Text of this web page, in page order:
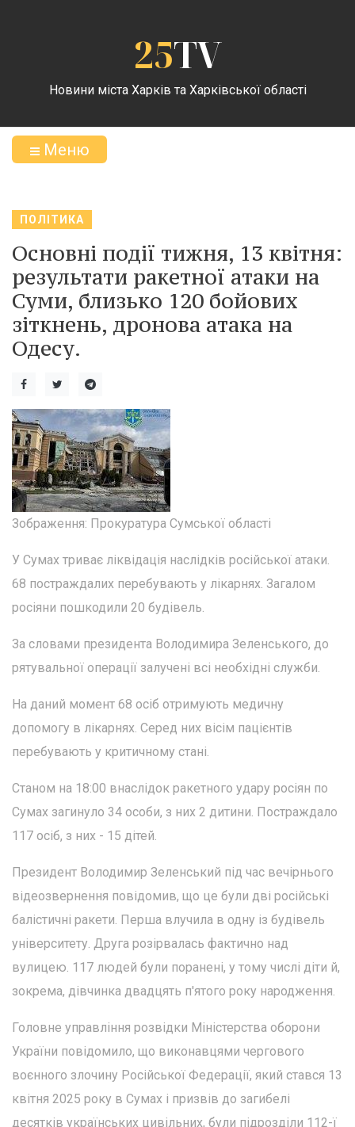
25TV
Новини міста Харків та Харківської області
Меню
ПОЛІТИКА
Основні події тижня, 13 квітня:
результати ракетної атаки на
Суми, близько 120 бойових
зіткнень, дронова атака на
Одесу.
Зображення: Прокуратура Сумської області
У Сумах триває ліквідація наслідків російської атаки.
68 постраждалих перебувають у лікарнях. Загалом
росіяни пошкодили 20 будівель.
За словами президента Володимира Зеленського, до
рятувальної операції залучені всі необхідні служби.
На даний момент 68 осіб отримують медичну
допомогу в лікарнях. Серед них вісім пацієнтів
перебувають у критичному стані.
Станом на 18:00 внаслідок ракетного удару росіян по
Сумах загинуло 34 особи, з них 2 дитини. Постраждало
117 осіб, з них - 15 дітей.
Президент Володимир Зеленський під час вечірнього
відеозвернення повідомив, що це були дві російські
балістичні ракети. Перша влучила в одну із будівель
університету. Друга розірвалась фактично над
вулицею. 117 людей були поранені, у тому числі діти й,
зокрема, дівчинка двадцять п'ятого року народження.
Головне управління розвідки Міністерства оборони
України повідомило, що виконавцями чергового
воєнного злочину Російської Федерації, який стався 13
квітня 2025 року в Сумах і призвів до загибелі
десятків українських цивільних, були підрозділи 112-ї